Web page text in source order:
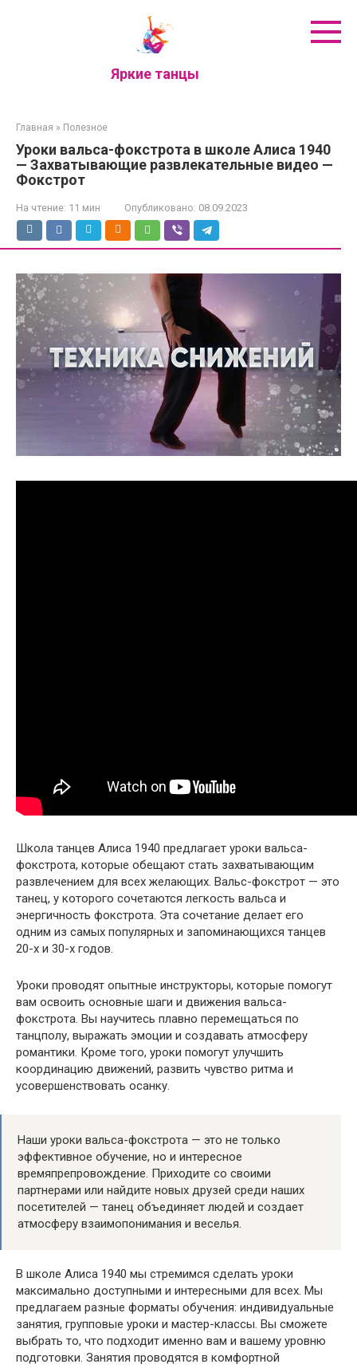
Яркие танцы
Главная » Полезное
Уроки вальса-фокстрота в школе Алиса 1940
— Захватывающие развлекательные видео —
Фокстрот
На чтение: 11 мин Опубликовано: 08.09.2023
Школа танцев Алиса 1940 предлагает уроки вальса-
фокстрота, которые обещают стать захватывающим
развлечением для всех желающих. Вальс-фокстрот — это
танец, у которого сочетаются легкость вальса и
энергичность фокстрота. Эта сочетание делает его
одним из самых популярных и запоминающихся танцев
20-х и 30-х годов.
Уроки проводят опытные инструкторы, которые помогут
вам освоить основные шаги и движения вальса-
фокстрота. Вы научитесь плавно перемещаться по
танцполу, выражать эмоции и создавать атмосферу
романтики. Кроме того, уроки помогут улучшить
координацию движений, развить чувство ритма и
усовершенствовать осанку.
Наши уроки вальса-фокстрота — это не только
эффективное обучение, но и интересное
времяпрепровождение. Приходите со своими
партнерами или найдите новых друзей среди наших
посетителей — танец объединяет людей и создает
атмосферу взаимопонимания и веселья.
В школе Алиса 1940 мы стремимся сделать уроки
максимально доступными и интересными для всех. Мы
предлагаем разные форматы обучения: индивидуальные
занятия, групповые уроки и мастер-классы. Вы сможете
выбрать то, что подходит именно вам и вашему уровню
подготовки. Занятия проводятся в комфортной